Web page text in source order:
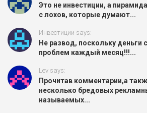
Это не инвестиции, а
с лохов, которые думают...
Инвестиции says:
Не развод, поскольку деньги
проблем каждый месяц!!!...
Lev says:
Прочитав комментарии,а
несколько бредовых
называемых...